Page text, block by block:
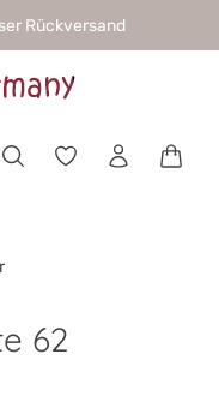
Rückversand
62